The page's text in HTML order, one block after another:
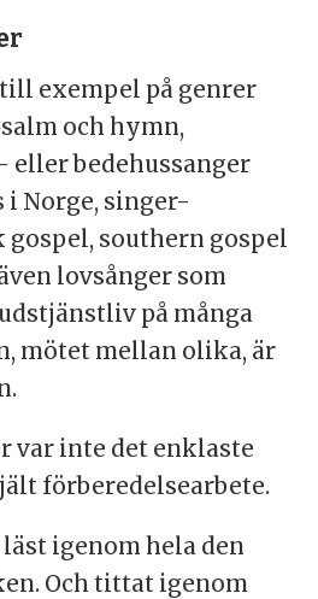
exempel på genrer
och hymn,
eller bedehussanger
i Norge, singer-
southern gospel
lovsånger som
på många
mötet mellan olika, är
var inte det enklaste
förberedelsearbete.
igenom hela den
Och tittat igenom